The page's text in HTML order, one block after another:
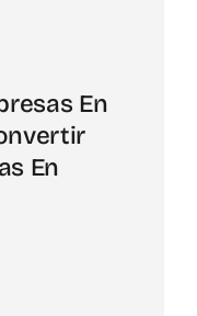
En
En